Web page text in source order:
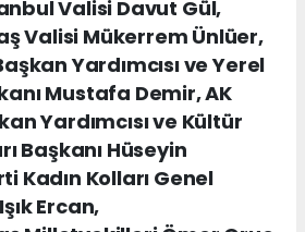
Valisi Davut Gül,
Valisi Mükerrem Ünlüer,
Yardımcısı ve Yerel
Mustafa Demir, AK
Yardımcısı ve Kültür
Başkanı Hüseyin
Kadın Kolları Genel
Ercan,